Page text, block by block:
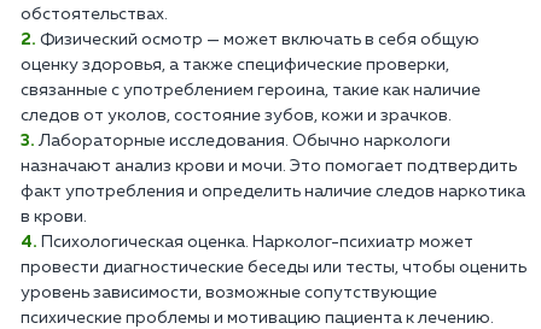
обстоятельствах.
Физический осмотр — может включать в себя общую
оценку здоровья, а также специфические проверки,
связанные с употреблением героина, такие как наличие
следов от уколов, состояние зубов, кожи и зрачков.
Лабораторные исследования. Обычно наркологи
назначают анализ крови и мочи. Это помогает подтвердить
факт употребления и определить наличие следов наркотика
в крови.
Психологическая оценка. Нарколог-психиатр может
провести диагностические беседы или тесты, чтобы оценить
уровень зависимости, возможные сопутствующие
психические проблемы и мотивацию пациента к лечению.